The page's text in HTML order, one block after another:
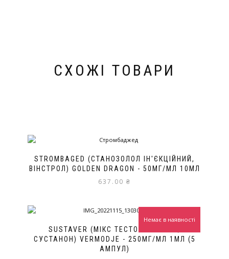
СХОЖІ ТОВАРИ
STROMBAGED (СТАНОЗОЛОЛ ІН'ЄКЦІЙНИЙ,
ВІНСТРОЛ) GOLDEN DRAGON - 50МГ/МЛ 10МЛ
637.00 ₴
SUSTAVER (МІКС ТЕСТОСТЕРОНОВ,
СУСТАНОН) VERMODJE - 250МГ/МЛ 1МЛ (5
АМПУЛ)
Немає в наявності